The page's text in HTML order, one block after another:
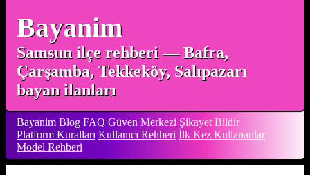
Bayanim
Samsun ilçe rehberi — Bafra,
Çarşamba, Tekkeköy, Salıpazarı
bayan ilanları
Bayanim Blog FAQ Güven Merkezi Şikayet Bildir
Platform Kuralları Kullanıcı Rehberi İlk Kez Kullananlar
Model Rehberi